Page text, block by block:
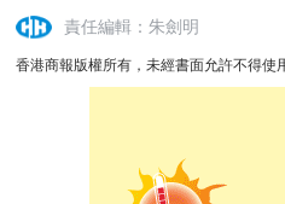
責任編輯：朱劍明
香港商報版權所有，未經書面允許不得使